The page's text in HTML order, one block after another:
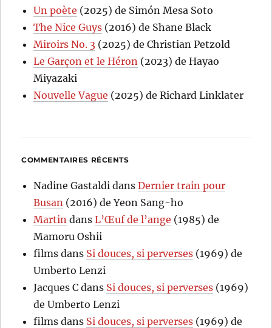
Un poète (2025) de Simón Mesa Soto
The Nice Guys (2016) de Shane Black
Miroirs No. 3 (2025) de Christian Petzold
Le Garçon et le Héron (2023) de Hayao
Miyazaki
Nouvelle Vague (2025) de Richard Linklater
COMMENTAIRES RÉCENTS
Nadine Gastaldi dansDernier train pour
Busan (2016) de Yeon Sang-ho
Martin dansL’Œuf de l’ange (1985) de
Mamoru Oshii
films dans Si douces, si perverses (1969) de
Umberto Lenzi
Jacques C dans Si douces, si perverses (1969)
de Umberto Lenzi
films dans Si douces, si perverses (1969) de